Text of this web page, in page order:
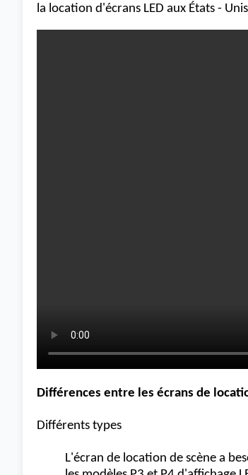
la location d'écrans LED aux États -
Différences entre les écrans de
Différents types
L'écran de location de scène a